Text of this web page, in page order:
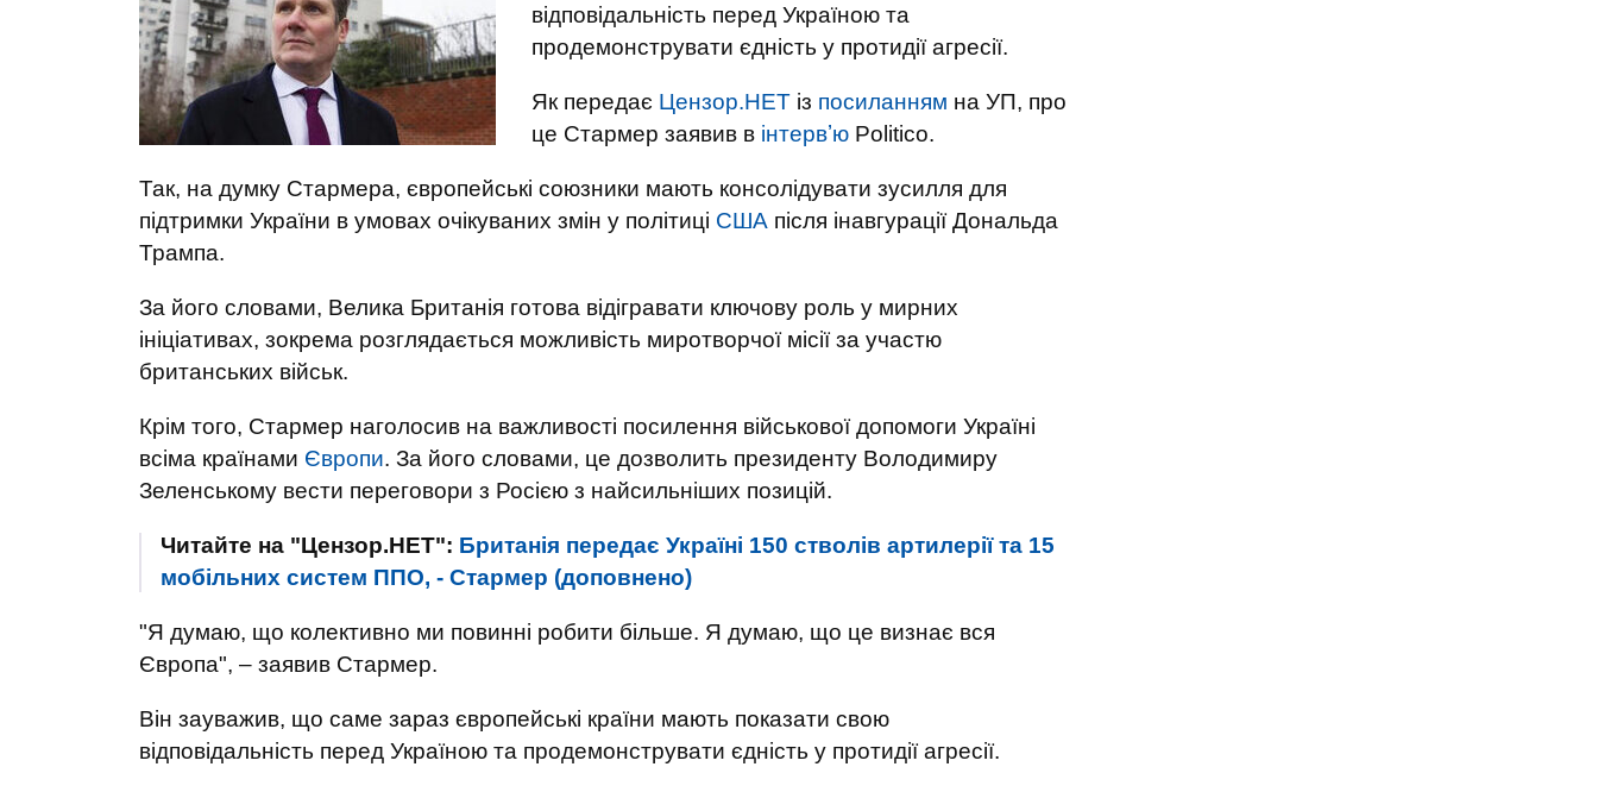
відповідальність перед Україною та
продемонструвати єдність у протидії агресії.
Як передає Цензор.НЕТ із посиланням на УП, про
це Стармер заявив в інтервʼю Politico.
Так, на думку Стармера, європейські союзники мають консолідувати зусилля для
підтримки України в умовах очікуваних змін у політиці США після інавгурації Дональда
Трампа.
За його словами, Велика Британія готова відігравати ключову роль у мирних
ініціативах, зокрема розглядається можливість миротворчої місії за участю
британських військ.
Крім того, Стармер наголосив на важливості посилення військової допомоги Україні
всіма країнами Європи. За його словами, це дозволить президенту Володимиру
Зеленському вести переговори з Росією з найсильніших позицій.
Читайте на "Цензор.НЕТ": Британія передає Україні 150 стволів артилерії та 15
мобільних систем ППО, - Стармер (доповнено)
"Я думаю, що колективно ми повинні робити більше. Я думаю, що це визнає вся
Європа", – заявив Стармер.
Він зауважив, що саме зараз європейські країни мають показати свою
відповідальність перед Україною та продемонструвати єдність у протидії агресії.